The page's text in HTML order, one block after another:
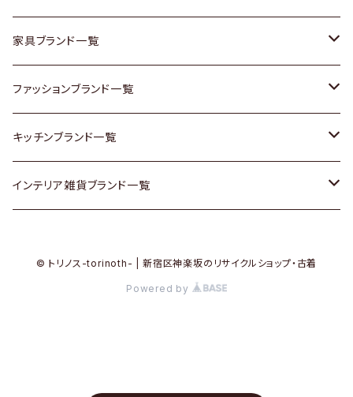
チェスト
その他家具
Vintageヴィンテージ / Antiqueアンティーク
Designers / デザイナーズ
靴
スカーフ
腕時計
Vintage / ヴィンテージ
Vintage / ヴィンテージ
銀製品
和物 / 作家物
その他キッチン雑貨
その他楽器
家具ブランド一覧
ACME Furniture / アクメ ファニチャー
ACTUS / アクタス
arflex / アルフレックス
ファッションブランド一覧
agnes b / アニエス ベー
BALLY / バリー
キッチンブランド一覧
ARABIA / アラビア
インテリア雑貨ブランド一覧
© トリノス-torinoth- | 新宿区神楽坂のリサイクルショップ・古着
Powered by